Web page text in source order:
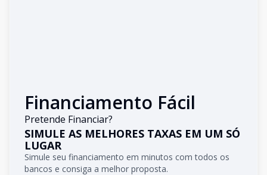
Financiamento Fácil
Pretende Financiar?
SIMULE AS MELHORES TAXAS EM UM SÓ
LUGAR
Simule seu financiamento em minutos com todos os
bancos e consiga a melhor proposta.